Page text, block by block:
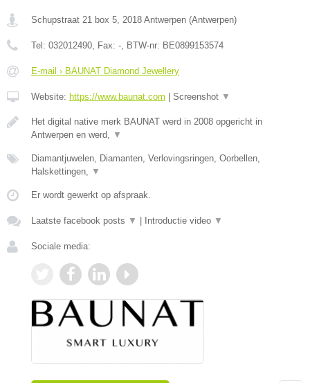
Schupstraat 21 box 5, 2018 Antwerpen (Antwerpen)
Tel: 032012490, Fax: -, BTW-nr: BE0899153574
E-mail › BAUNAT Diamond Jewellery
Website: https://www.baunat.com Screenshot ▼
Het digital native merk BAUNAT werd in 2008 opgericht in
Antwerpen en werd, ▼
Diamantjuwelen, Diamanten, Verlovingsringen, Oorbellen,
Halskettingen, ▼
Er wordt gewerkt op afspraak.
Laatste facebook posts ▼ Introductie video ▼
Sociale media: